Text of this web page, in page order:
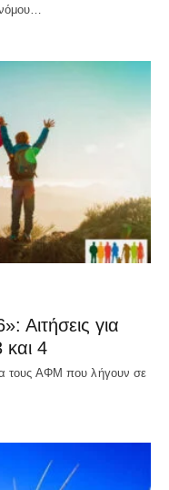
νόμου…
Αιτήσεις για
4
τους ΑΦΜ που λήγουν σε